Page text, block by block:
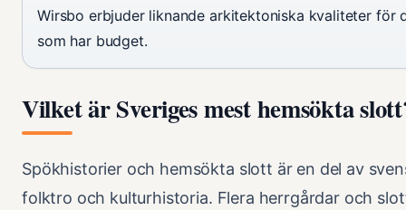
Wirsbo erbjuder liknande arkitektoniska kvaliteter för
som har budget.
Vilket är Sveriges mest hemsökta
Spökhistorier och hemsökta slott är en del av
folktro och kulturhistoria. Flera herrgårdar och